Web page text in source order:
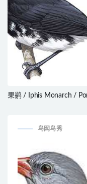
果鹟 / Iphis Monarch /
鸟网鸟秀